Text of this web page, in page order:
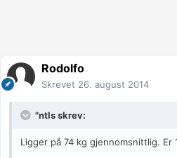
Rodolfo
Skrevet 26. august 2014
"ntls skrev:
Ligger på 74 kg gjennomsnittlig. Er